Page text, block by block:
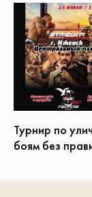
Турнир по
боям без